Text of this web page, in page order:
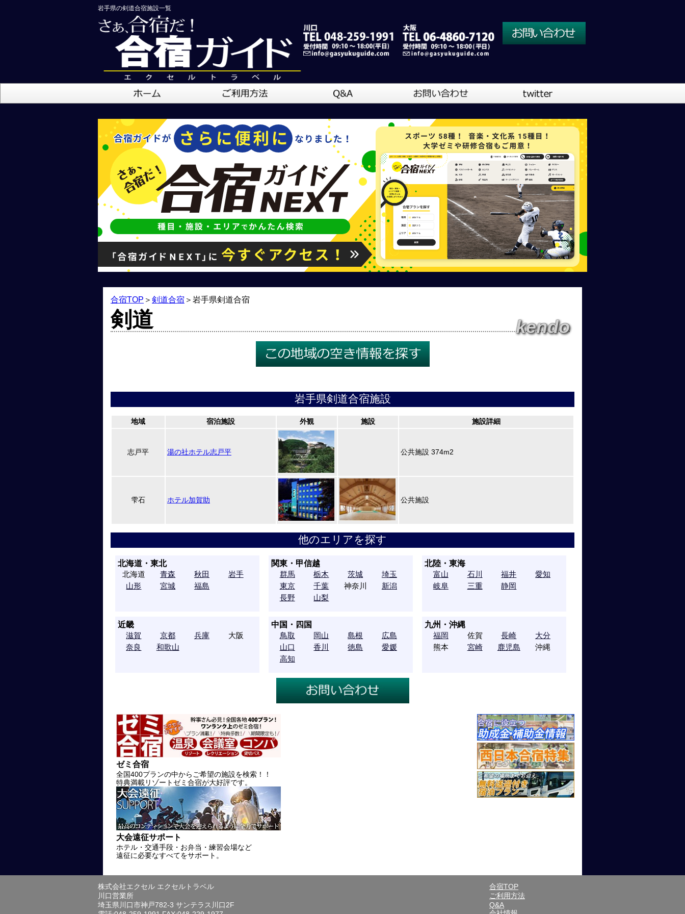
岩手県の剣道合宿施設一覧
大阪営業所
吹奏楽
合宿TOP ＞ 剣道合宿 ＞ 岩手県剣道合宿
剣道 kendo
岩手県剣道合宿施設
地域 宿泊施設 外観 施設 施設詳細
志戸平 湯の社ホテル志戸平 公共施設 374m2
雫石 ホテル加賀助 公共施設
他のエリアを探す
北海道・東北
北海道 青森 秋田
岩手
山形
宮城 福島
関東・甲信越
群馬 栃木 茨城
埼玉
東京
千葉 神奈川
新潟
長野
山梨
北陸・東海
富山 石川 福井
愛知
岐阜
三重 静岡
近畿
滋賀 京都 兵庫
大阪
奈良
和歌山
中国・四国
鳥取 岡山 島根
広島
山口
香川 徳島
愛媛
高知
九州・沖縄
福岡 佐賀 長崎
大分
熊本
宮崎 鹿児島 沖縄
ゼミ合宿
全国400プランの中からご希望の施設を検索！！
特典満載リゾートゼミ合宿が大好評です。
大会遠征サポート
ホテル・交通手段・お弁当・練習会場など
遠征に必要なすべてをサポート。
株式会社エクセル エクセルトラベル
川口営業所
埼玉県川口市神戸782-3 サンテラス川口2F
合宿TOP
ご利用方法
Q&A